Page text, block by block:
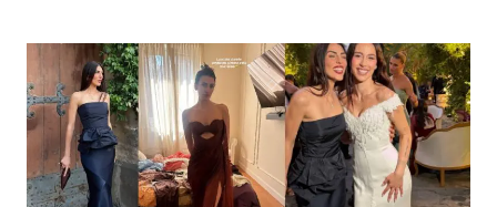
News Musica
News Spettacolo
Benessere Cucina e Ricette